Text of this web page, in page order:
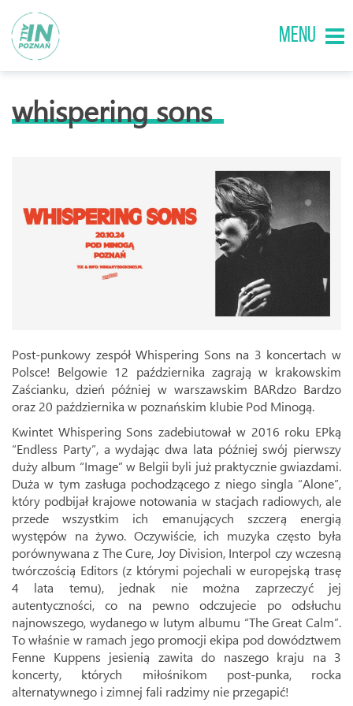
MENU
whispering sons
Post-punkowy zespół Whispering Sons na 3 koncertach w
Polsce! Belgowie 12 października zagrają w krakowskim
Zaścianku, dzień później w warszawskim BARdzo Bardzo
oraz 20 października w poznańskim klubie Pod Minogą.
Kwintet Whispering Sons zadebiutował w 2016 roku EPką
“Endless Party”, a wydając dwa lata później swój pierwszy
duży album “Image” w Belgii byli już praktycznie gwiazdami.
Duża w tym zasługa pochodzącego z niego singla “Alone”,
który podbijał krajowe notowania w stacjach radiowych, ale
przede wszystkim ich emanujących szczerą energią
występów na żywo. Oczywiście, ich muzyka często była
porównywana z The Cure, Joy Division, Interpol czy wczesną
twórczością Editors (z którymi pojechali w europejską trasę
4 lata temu), jednak nie można zaprzeczyć jej
autentyczności, co na pewno odczujecie po odsłuchu
najnowszego, wydanego w lutym albumu “The Great Calm”.
To właśnie w ramach jego promocji ekipa pod dowództwem
Fenne Kuppens jesienią zawita do naszego kraju na 3
koncerty, których miłośnikom post-punka, rocka
alternatywnego i zimnej fali radzimy nie przegapić!